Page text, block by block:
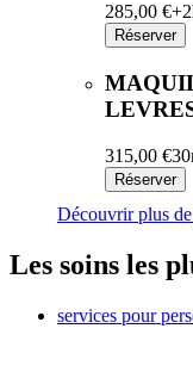
285,00 €+
Réserver
315,00 €
Réserver
Découvrir plus
Les soins les
services pour